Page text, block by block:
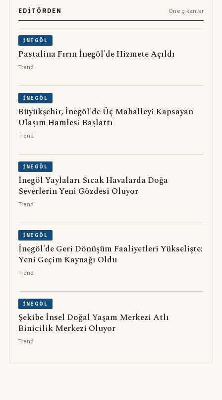
EDITÖRDEN Öne çıkanlar
İNEGÖL
Pastalina Fırın İnegöl'de Hizmete Açıldı
Trend
İNEGÖL
Büyükşehir, İnegöl'de Üç Mahalleyi Kapsayan
Ulaşım Hamlesi Başlattı
Trend
İNEGÖL
İnegöl Yaylaları Sıcak Havalarda Doğa
Severlerin Yeni Gözdesi Oluyor
Trend
İNEGÖL
İnegöl'de Geri Dönüşüm Faaliyetleri Yükselişte:
Yeni Geçim Kaynağı Oldu
Trend
İNEGÖL
Şekibe İnsel Doğal Yaşam Merkezi Atlı
Binicilik Merkezi Oluyor
Trend